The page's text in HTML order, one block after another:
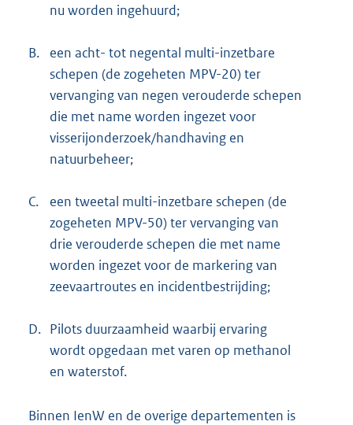
nu worden ingehuurd;
B.
een acht- tot negental multi-inzetbare
schepen (de zogeheten MPV-20) ter
vervanging van negen verouderde schepen
die met name worden ingezet voor
visserijonderzoek/handhaving en
natuurbeheer;
C.
een tweetal multi-inzetbare schepen (de
zogeheten MPV-50) ter vervanging van
drie verouderde schepen die met name
worden ingezet voor de markering van
zeevaartroutes en incidentbestrijding;
D. Pilots duurzaamheid waarbij ervaring
wordt opgedaan met varen op methanol
en waterstof.
Binnen IenW en de overige departementen is